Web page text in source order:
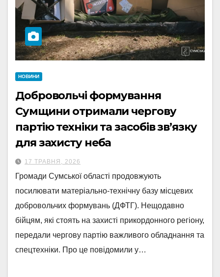
НОВИНИ
Добровольчі формування
Сумщини отримали чергову
партію техніки та засобів зв’язку
для захисту неба
17 ТРАВНЯ, 2026
Громади Сумської області продовжують
посилювати матеріально-технічну базу місцевих
добровольчих формувань (ДФТГ). Нещодавно
бійцям, які стоять на захисті прикордонного регіону,
передали чергову партію важливого обладнання та
спецтехніки. Про це повідомили у…